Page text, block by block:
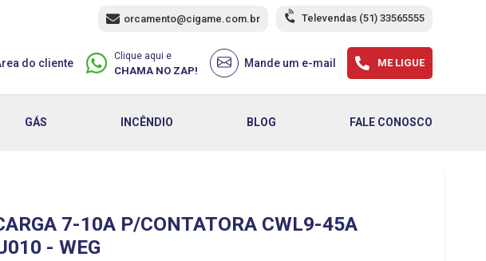
orcamento@cigame.com.br Televendas (51) 33565555
do cliente
Clique aqui e
CHAMA NO ZAP!
Mande um e-mail ME LIGUE
GÁS INCÊNDIO BLOG FALE CONOSCO
7-10A P/CONTATORA CWL9-45A
- WEG